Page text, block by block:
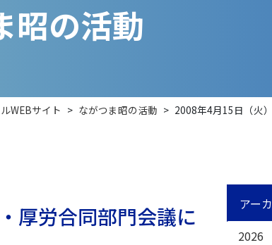
昭の活動
WEBサイト > ながつま昭の活動 > 2008年4月15日（火
厚労合同部門会議に
アー
2026